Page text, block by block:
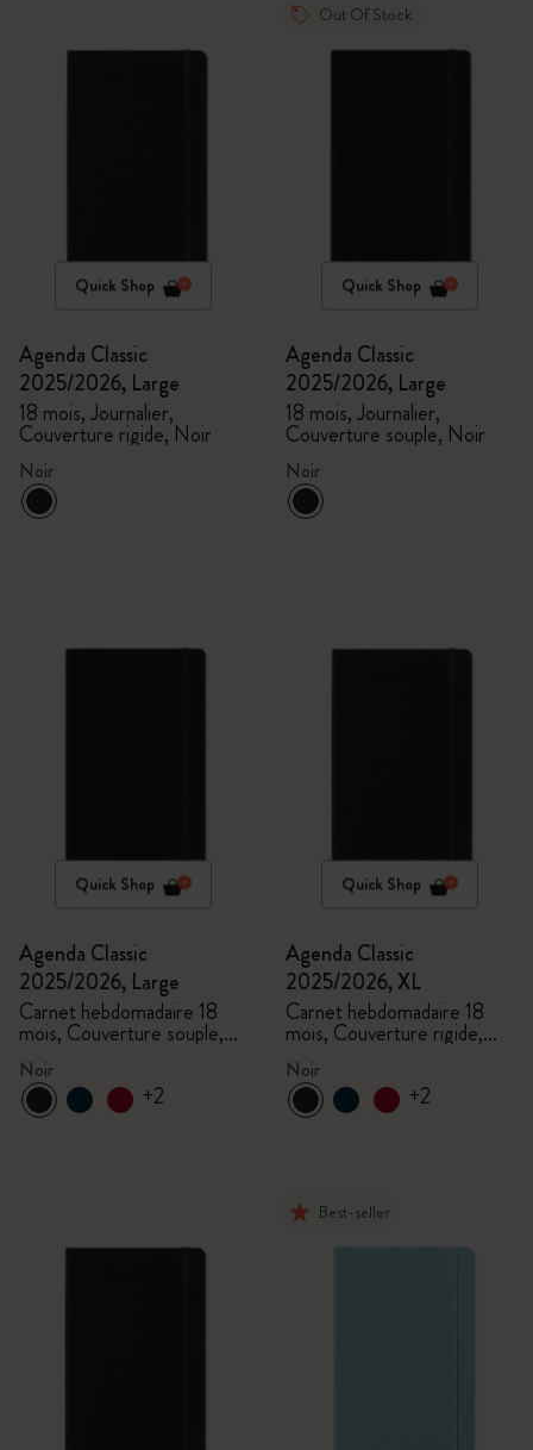
Quick Shop
Agenda Classic
2025/2026, Large
18 mois, Journalier,
Couverture rigide, Noir
Noir
Out Of Stock
Quick Shop
Agenda Classic
2025/2026, Large
18 mois, Journalier,
Couverture souple, Noir
Noir
Quick Shop
Agenda Classic
2025/2026, Large
Carnet hebdomadaire 18
mois, Couverture souple,
Noir
Noir
+2
Quick Shop
Agenda Classic
2025/2026, XL
Carnet hebdomadaire 18
mois, Couverture rigide,
Noir
Noir
+2
Best-seller